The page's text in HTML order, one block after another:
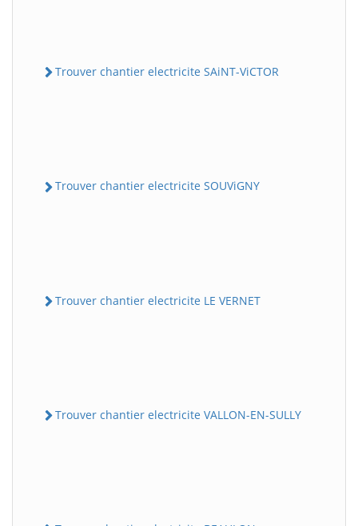
Trouver chantier electricite SAiNT-ViCTOR
Trouver chantier electricite SOUViGNY
Trouver chantier electricite LE VERNET
Trouver chantier electricite VALLON-EN-SULLY